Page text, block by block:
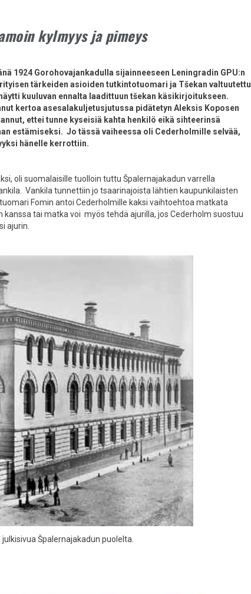
kylmyys ja pimeys
1924 Gorohovajankadulla sijainneeseen Leningradin GPU:n
tärkeiden asioiden tutkintotuomari ja Tšekan valtuutettu
kuuluvan ennalta laadittuun tšekan käsikirjoitukseen.
kertoa asesalakuljetusjutussa pidätetyn Aleksis Koposen
ettei tunne kyseisiä kahta henkilö eikä sihteerinsä
estämiseksi. Jo tässä vaiheessa oli Cederholmille selvää,
hänelle kerrottiin.
oli suomalaisille tuolloin tuttu Špalernajakadun varrella
Vankila tunnettiin jo tsaarinajoista lähtien kaupunkilaisten
Fomin antoi Cederholmille kaksi vaihtoehtoa matkata
tai matka voi myös tehdä ajurilla, jos Cederholm suostuu
ajurin.
Špalernajakadun puolelta.